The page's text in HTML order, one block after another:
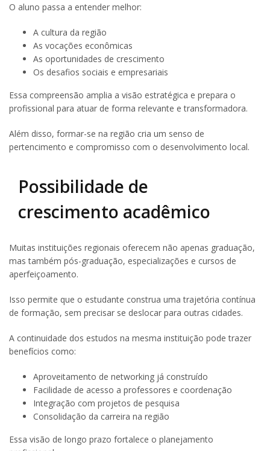
O aluno passa a entender melhor:
A cultura da região
As vocações econômicas
As oportunidades de crescimento
Os desafios sociais e empresariais
Essa compreensão amplia a visão estratégica e prepara o
profissional para atuar de forma relevante e transformadora.
Além disso, formar-se na região cria um senso de
pertencimento e compromisso com o desenvolvimento local.
Possibilidade de
crescimento acadêmico
Muitas instituições regionais oferecem não apenas graduação,
mas também pós-graduação, especializações e cursos de
aperfeiçoamento.
Isso permite que o estudante construa uma trajetória contínua
de formação, sem precisar se deslocar para outras cidades.
A continuidade dos estudos na mesma instituição pode trazer
benefícios como:
Aproveitamento de networking já construído
Facilidade de acesso a professores e coordenação
Integração com projetos de pesquisa
Consolidação da carreira na região
Essa visão de longo prazo fortalece o planejamento